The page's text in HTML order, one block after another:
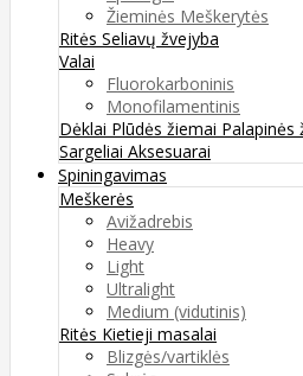
Žieminės Meškerytės
Ritės Seliavų žvejyba
Valai
Fluorokarboninis
Monofilamentinis
Dėklai Plūdės žiemai Palapinės
Sargeliai Aksesuarai
Spiningavimas
Meškerės
Avižadrebis
Heavy
Light
Ultralight
Medium (vidutinis)
Ritės Kietieji masalai
Blizgės/vartiklės